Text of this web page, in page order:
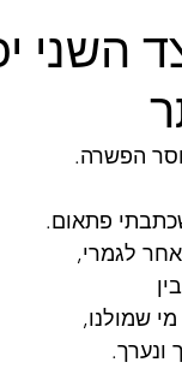
השני
הפשרה.
פתאום.
לגמרי,
שמולנו,
ונערך.